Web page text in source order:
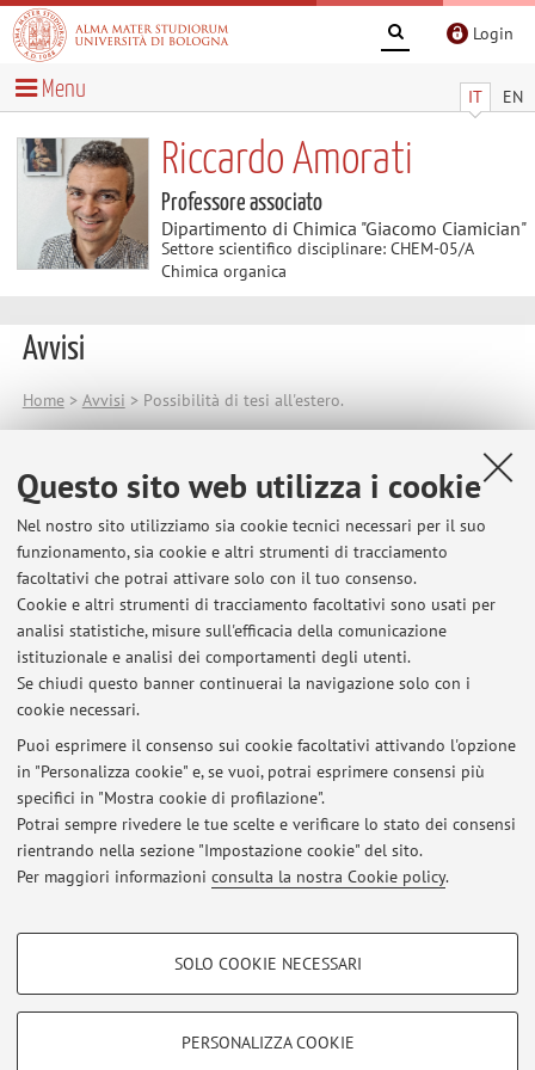
Questo sito web utilizza i cookie
Nel nostro sito utilizziamo sia cookie tecnici necessari per il suo
funzionamento, sia cookie e altri strumenti di tracciamento
facoltativi che potrai attivare solo con il tuo consenso.
Cookie e altri strumenti di tracciamento facoltativi sono usati per
analisi statistiche, misure sull'efficacia della comunicazione
istituzionale e analisi dei comportamenti degli utenti.
Se chiudi questo banner continuerai la navigazione solo con i
cookie necessari.
Puoi esprimere il consenso sui cookie facoltativi attivando l'opzione
in "Personalizza cookie" e, se vuoi, potrai esprimere consensi più
specifici in "Mostra cookie di profilazione".
Potrai sempre rivedere le tue scelte e verificare lo stato dei consensi
rientrando nella sezione "Impostazione cookie" del sito.
Per maggiori informazioni consulta la nostra Cookie policy.
COOKIE DI PROFILAZIONE - FACOLTATIVI
SOLO COOKIE NECESSARI
PERSONALIZZA COOKIE
Login
IT EN
Menu
Riccardo Amorati
Professore associato
Dipartimento di Chimica "Giacomo Ciamician"
Settore scientifico disciplinare: CHEM-05/A
Chimica organica
Avvisi
Home> Avvisi > Possibilità di tesi all'estero.
Si avvisano gli studenti interessati che è possibile svolgere
parte o tutta la tesi sperimentale all'estero. Maggiori
informazioni sono disponibiliqui o contattando il docente.
Pubblicato il: 22 giugno 2022
Disponibilità per tesi sperimentale
Pubblicato il: 27 marzo 2024
Possibilità di tesi all'estero.
Pubblicato il: 22 giugno 2022
Area riservata
Accedi tramiteloginper gestire tutti i contenuti del sito.